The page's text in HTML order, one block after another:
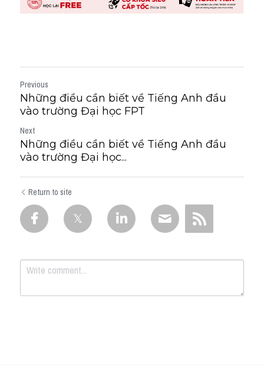
Previous
Những điều cần biết về Tiếng Anh đầu
vào trường Đại học FPT
Next
Những điều cần biết về Tiếng Anh đầu
vào trường Đại học...
Return to site